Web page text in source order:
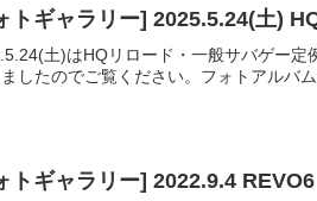
トギャラリー] 2025.5.24(土)
土)はHQリロード・一般サバゲー定
したのでご覧ください。フォトアルバ
トギャラリー] 2022.9.4